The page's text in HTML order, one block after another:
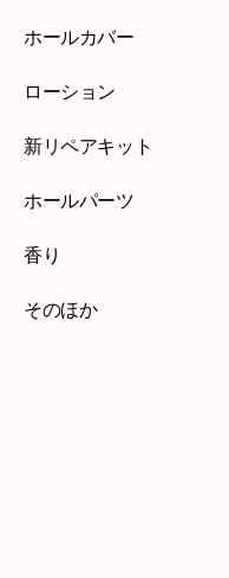
ホールカバー
ローション
新リペアキット
ホールパーツ
香り
そのほか